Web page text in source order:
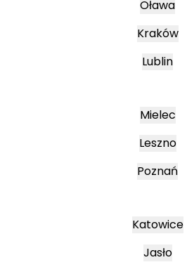
Oława
Kraków
Lublin
Mielec
Leszno
Poznań
Katowice
Jasło